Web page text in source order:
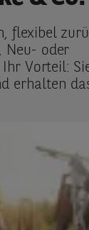
flexibel
Neu- oder
Vorteil:
erhalten